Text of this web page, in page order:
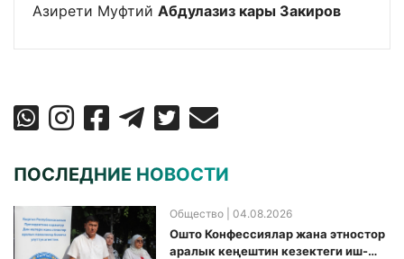
Азирети Муфтий Абдулазиз кары Закиров
ПОСЛЕДНИЕ НОВОСТИ
Общество | 04.08.2026
Ошто Конфессиялар жана этностор
аралык кеңештин кезектеги иш-